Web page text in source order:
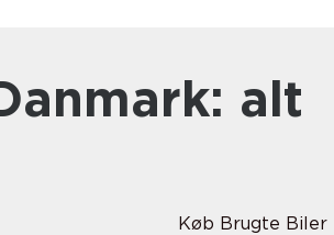
Køb Brugte Biler